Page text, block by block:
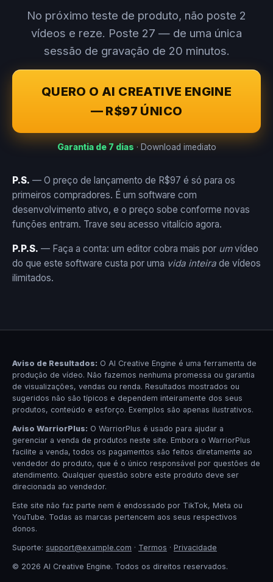
No próximo teste de produto, não poste 2
vídeos e reze. Poste 27 — de uma única
sessão de gravação de 20 minutos.
QUERO O AI CREATIVE ENGINE
— R$97 ÚNICO
Garantia de 7 dias · Download imediato
P.S. — O preço de lançamento de R$97 é só para os
primeiros compradores. É um software com
desenvolvimento ativo, e o preço sobe conforme novas
funções entram. Trave seu acesso vitalício agora.
P.P.S. — Faça a conta: um editor cobra mais por umvídeo
do que este software custa por uma vida inteira de vídeos
ilimitados.
Aviso de Resultados: O AI Creative Engine é uma ferramenta de
produção de vídeo. Não fazemos nenhuma promessa ou garantia
de visualizações, vendas ou renda. Resultados mostrados ou
sugeridos não são típicos e dependem inteiramente dos seus
produtos, conteúdo e esforço. Exemplos são apenas ilustrativos.
Aviso WarriorPlus: O WarriorPlus é usado para ajudar a
gerenciar a venda de produtos neste site. Embora o WarriorPlus
facilite a venda, todos os pagamentos são feitos diretamente ao
vendedor do produto, que é o único responsável por questões de
atendimento. Qualquer questão sobre este produto deve ser
direcionada ao vendedor.
Este site não faz parte nem é endossado por TikTok, Meta ou
YouTube. Todas as marcas pertencem aos seus respectivos
donos.
Suporte: support@example.com · Termos · Privacidade
© 2026 AI Creative Engine. Todos os direitos reservados.